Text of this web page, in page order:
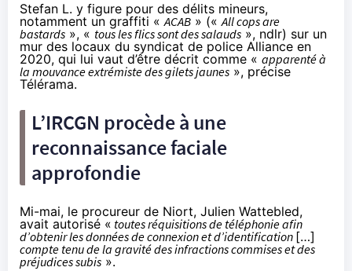
Stefan L. y figure pour des délits mineurs,
notamment un graffiti «ACAB » («All cops are
bastards », « tous les flics sont des salauds », ndlr) sur un
mur des locaux du syndicat de police Alliance en
2020, qui lui vaut d’être décrit comme « apparenté à
la mouvance extrémiste des gilets jaunes », précise
Télérama.
L’IRCGN procède à une
reconnaissance faciale
approfondie
Mi-mai, le procureur de Niort, Julien Wattebled,
avait autorisé « toutes réquisitions de téléphonie afin
d’obtenir les données de connexion et d’identification […]
compte tenu de la gravité des infractions commises et des
préjudices subis ».